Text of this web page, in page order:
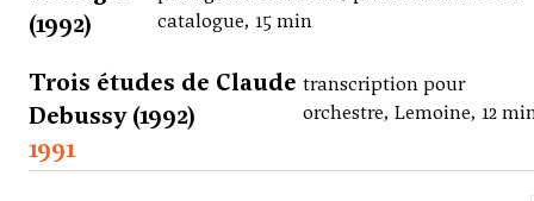
(1992)
catalogue, 15 min
Trois études de Claude
Debussy (1992)
transcription pour
orchestre, Lemoine, 12
1991